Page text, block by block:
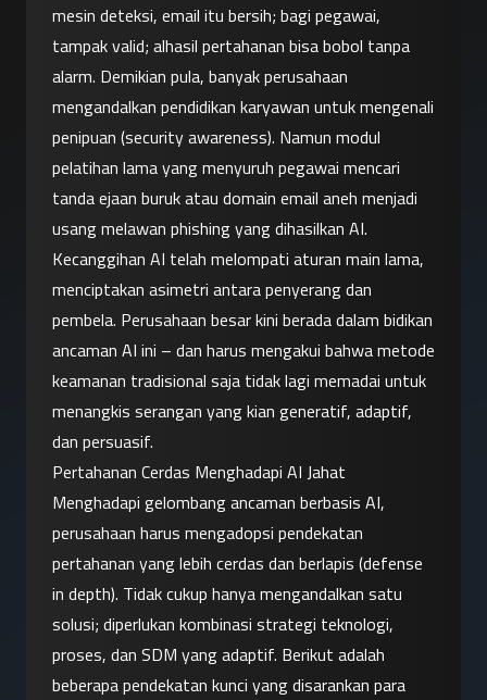
mesin deteksi, email itu bersih; bagi pegawai,
tampak valid; alhasil pertahanan bisa bobol tanpa
alarm. Demikian pula, banyak perusahaan
mengandalkan pendidikan karyawan untuk mengenali
penipuan (security awareness). Namun modul
pelatihan lama yang menyuruh pegawai mencari
tanda ejaan buruk atau domain email aneh menjadi
usang melawan phishing yang dihasilkan AI.
Kecanggihan AI telah melompati aturan main lama,
menciptakan asimetri antara penyerang dan
pembela. Perusahaan besar kini berada dalam bidikan
ancaman AI ini – dan harus mengakui bahwa metode
keamanan tradisional saja tidak lagi memadai untuk
menangkis serangan yang kian generatif, adaptif,
dan persuasif.
Pertahanan Cerdas Menghadapi AI Jahat
Menghadapi gelombang ancaman berbasis AI,
perusahaan harus mengadopsi pendekatan
pertahanan yang lebih cerdas dan berlapis (defense
in depth). Tidak cukup hanya mengandalkan satu
solusi; diperlukan kombinasi strategi teknologi,
proses, dan SDM yang adaptif. Berikut adalah
beberapa pendekatan kunci yang disarankan para